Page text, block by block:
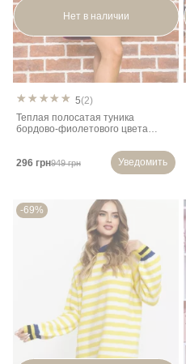
Нет в наличии
5(2)
Теплая полосатая туника
бордово-фиолетового цвета
296 грн949 грн Уведомить
-69%